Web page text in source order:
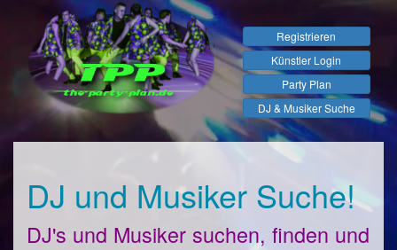
Registrieren
Künstler Login
Party Plan
DJ & Musiker Suche
DJ und Musiker Suche!
DJ's und Musiker suchen, finden und